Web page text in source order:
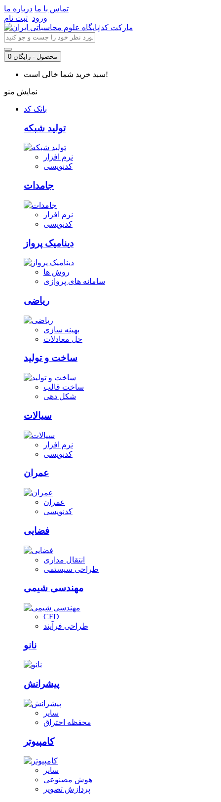
تماس با ما درباره ما
ورود ثبت نام
0 محصول - رایگان
سبد خرید شما خالی است!
نمایش منو
بانک کد
تولید شبکه
نرم افزار
کدنویسی
جامدات
نرم افزار
کدنویسی
دینامیک پرواز
روش ها
سامانه های پروازی
ریاضی
بهینه سازی
حل معادلات
ساخت و تولید
ساخت قالب
شکل دهی
سیالات
نرم افزار
کدنویسی
عمران
عمران
کدنویسی
فضایی
انتقال مداری
طراحی سیستمی
مهندسی شیمی
CFD
طراحی فرآیند
نانو
پیشرانش
سایر
محفظه احتراق
کامپیوتر
سایر
هوش مصنوعی
پردازش تصویر